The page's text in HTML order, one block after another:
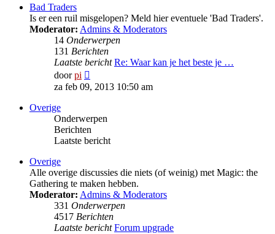
Bad Traders
Is er een ruil misgelopen? Meld hier eventuele 'Bad Traders'.
Moderator: Admins & Moderators
14 Onderwerpen
131 Berichten
Laatste bericht Re: Waar kan je het beste je …
doorpi
laatste
za feb 09, 2013 10:50 am
Overige
Onderwerpen
Berichten
Laatste bericht
Overige
Alle overige discussies die niets (of weinig) met Magic: the
Gathering te maken hebben.
Moderator: Admins & Moderators
331 Onderwerpen
4517 Berichten
Laatste bericht Forum upgrade